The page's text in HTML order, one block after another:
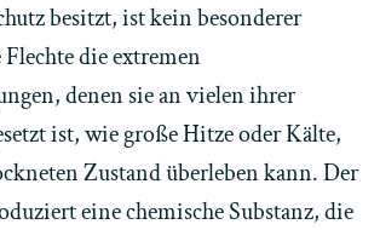
besitzt, ist kein besonderer
die extremen
denen sie an vielen ihrer
ist, wie große Hitze oder Kälte,
Zustand überleben kann. Der
eine chemische Substanz, die